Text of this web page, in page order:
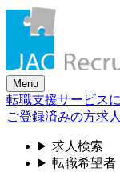
Menu
転職支援サービス
ご登録済みの方求
求人検索
転職希望者